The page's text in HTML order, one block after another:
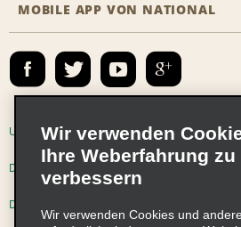
Emerald Club Anmelden
Barrierefreiheit
Kontakt
E-Mail anmelden
MOBILE APP VON NATIONAL
Unternehmensinformationen
Datenschutzrichtlinie Cookie-
Datenschutzoptionen
Wir verwenden
Ihre Weberfahrung zu
verbessern
Wir verwenden Cookies und